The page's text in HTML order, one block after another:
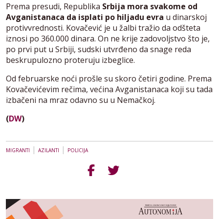
Prema presudi, Republika Srbija mora svakome od
Avganistanaca da isplati po hiljadu evra u dinarskoj
protivvrednosti. Kovačević je u žalbi tražio da odšteta
iznosi po 360.000 dinara. On ne krije zadovoljstvo što je,
po prvi put u Srbiji, sudski utvrđeno da snage reda
beskrupulozno proteruju izbeglice.
Od februarske noći prošle su skoro četiri godine. Prema
Kovačevićevim rečima, većina Avganistanaca koji su tada
izbačeni na mraz odavno su u Nemačkoj.
(DW)
MIGRANTI | AZILANTI | POLICIJA